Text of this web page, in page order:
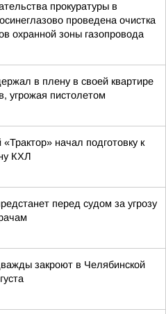
прокуратуры в
проведена очистка
охранной зоны газопровода
в плену в своей квартире
угрожая пистолетом
начал подготовку к
КХЛ
перед судом за угрозу
закроют в Челябинской